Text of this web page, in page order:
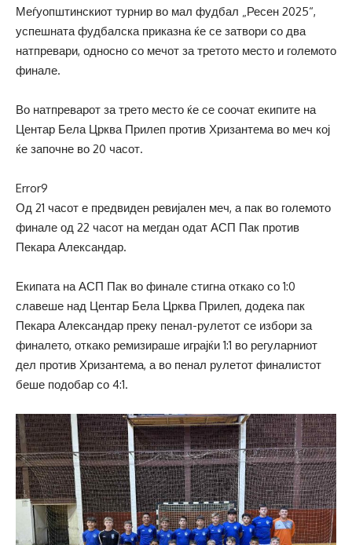
Меѓуопштинскиот турнир во мал фудбал „Ресен 2025“,
успешната фудбалска приказна ќе се затвори со два
натпревари, односно со мечот за третото место и големото
финале.
Во натпреварот за трето место ќе се соочат екипите на
Центар Бела Црква Прилеп против Хризантема во меч кој
ќе започне во 20 часот.
Error9
Од 21 часот е предвиден ревијален меч, а пак во големото
финале од 22 часот на мегдан одат АСП Пак против
Пекара Александар.
Екипата на АСП Пак во финале стигна откако со 1:0
славеше над Центар Бела Црква Прилеп, додека пак
Пекара Александар преку пенал-рулетот се избори за
финалето, откако ремизираше играјќи 1:1 во регуларниот
дел против Хризантема, а во пенал рулетот финалистот
беше подобар со 4:1.